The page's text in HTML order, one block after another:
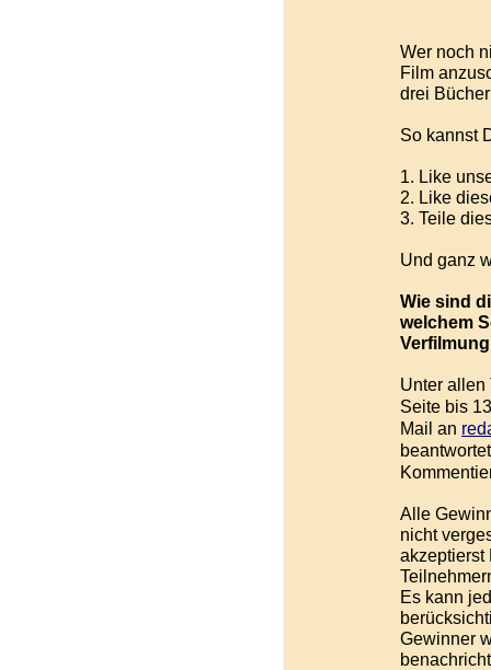
Wer noch
Film
drei
So kannst
1. Like
2. Like
3. Teile
Und ganz
Wie sind
welchem
Unter allen
Seite bis
Mail an
Alle
nicht
akzeptierst
Es kann
Gewinner